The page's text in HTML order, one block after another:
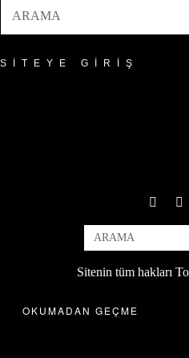
SITEYE GIRIŞ
Sitenin tüm hakları
OKUMADAN GEÇME